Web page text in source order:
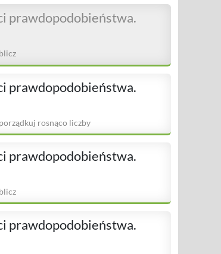
prawdopodobieństwa.
prawdopodobieństwa.
rosnąco liczby
prawdopodobieństwa.
prawdopodobieństwa.